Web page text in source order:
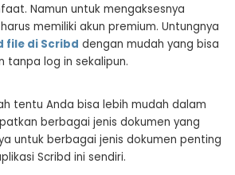
Namun untuk mengaksesnya
memiliki akun premium. Untungnya
file di Scribd dengan mudah yang bisa
tanpa log in sekalipun.
tentu Anda bisa lebih mudah dalam
berbagai jenis dokumen yang
untuk berbagai jenis dokumen penting
Scribd ini sendiri.